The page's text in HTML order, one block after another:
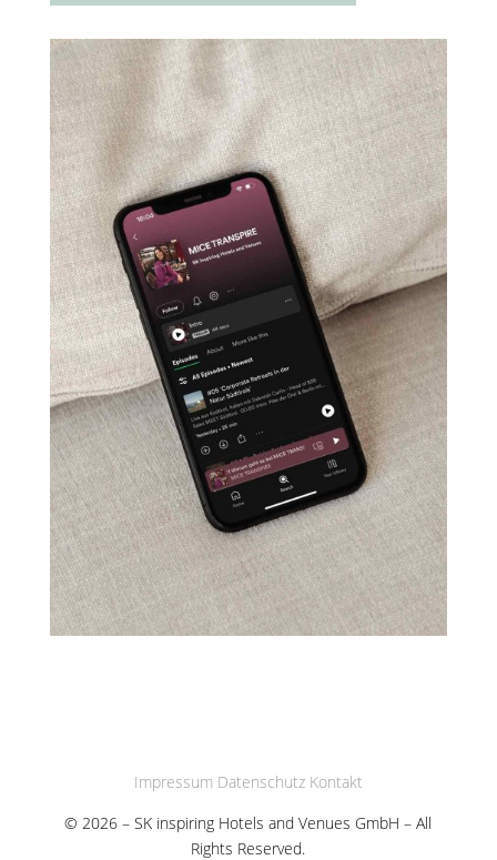
Impressum Datenschutz Kontakt
© 2026 – SK inspiring Hotels and Venues GmbH – All
Rights Reserved.